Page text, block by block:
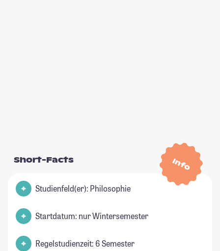
Info
Short-Facts
Studienfeld(er): Philosophie
Startdatum: nur Wintersemester
Regelstudienzeit: 6 Semester